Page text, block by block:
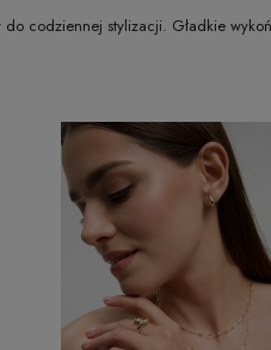
codziennej stylizacji. Gładkie